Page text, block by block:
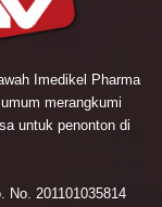
Imedikel Pharma
merangkumi
untuk penonton di
No. 201101035814